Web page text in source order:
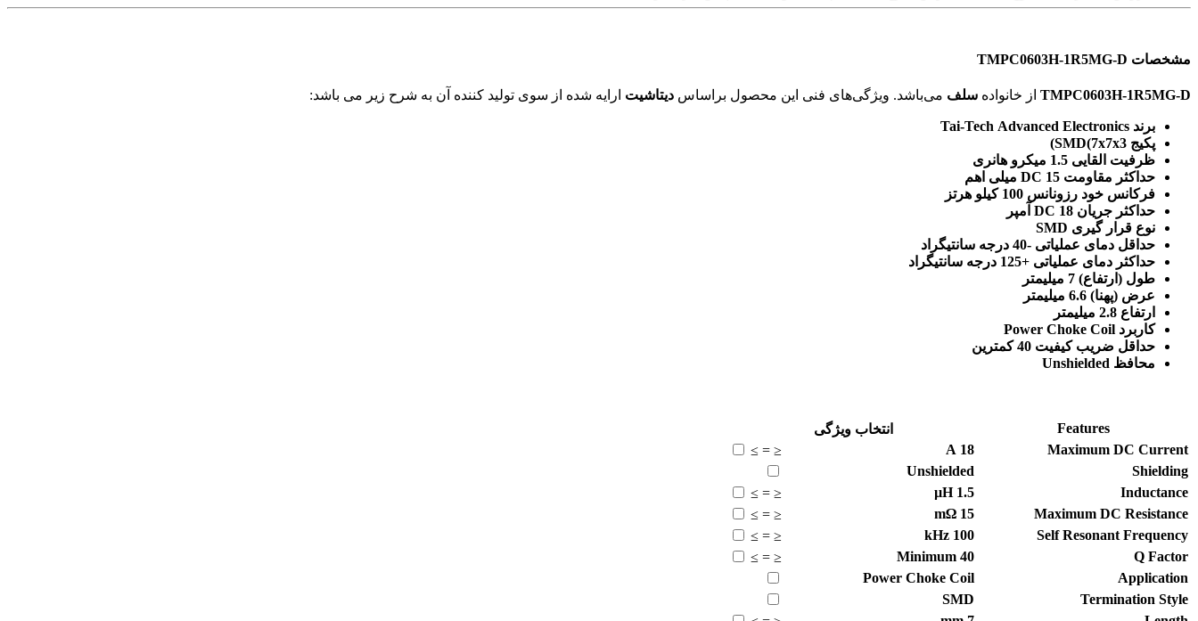
مشخصات TMPC0603H-1R5MG-D
TMPC0603H-1R5MG-D از خانواده سلف دیتاشیت ارایه شده از سوی تولید کننده آن به شرح زیر می باشد:
برند Tai-Tech Advanced Electronics
پکیج SMD(7x7x3)
ظرفیت القایی 1.5 میکرو هانری
حداکثر مقاومت DC 15 میلی اهم
فرکانس خود رزونانس 100 کیلو هرتز
حداکثر جریان DC 18 آمپر
نوع قرار گیری SMD
حداقل دمای عملیاتی -40 درجه سانتیگراد
حداکثر دمای عملیاتی +125 درجه سانتیگراد
طول (ارتفاع) 7 میلیمتر
عرض (پهنا) 6.6 میلیمتر
ارتفاع 2.8 میلیمتر
کاربرد Power Choke Coil
حداقل ضریب کیفیت 40 کمترین
محافظ Unshielded
Features
انتخاب ویژگی
Maximum DC Current
18
A
≤
=
≥
Shielding
Unshielded
Inductance
1.5
µH
≤
=
≥
Maximum DC Resistance
15
mΩ
≤
=
≥
Self Resonant Frequency
100
kHz
≤
=
≥
Q Factor
40
Minimum
≤
=
≥
Application
Power Choke Coil
Termination Style
SMD